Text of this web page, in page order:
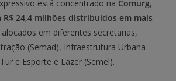
está concentrado na Comurg,
R$ 24,4 milhões distribuídos em mais
alocados em diferentes secretarias,
(Semad), Infraestrutura Urbana
e Esporte e Lazer (Semel).